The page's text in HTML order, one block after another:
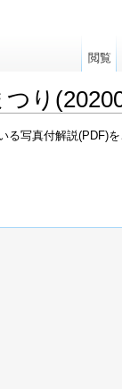
り
る写真付解説(PDF)
閲覧